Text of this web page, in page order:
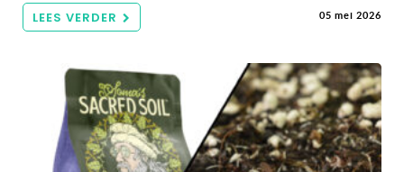
LEES VERDER 05 mei 2026